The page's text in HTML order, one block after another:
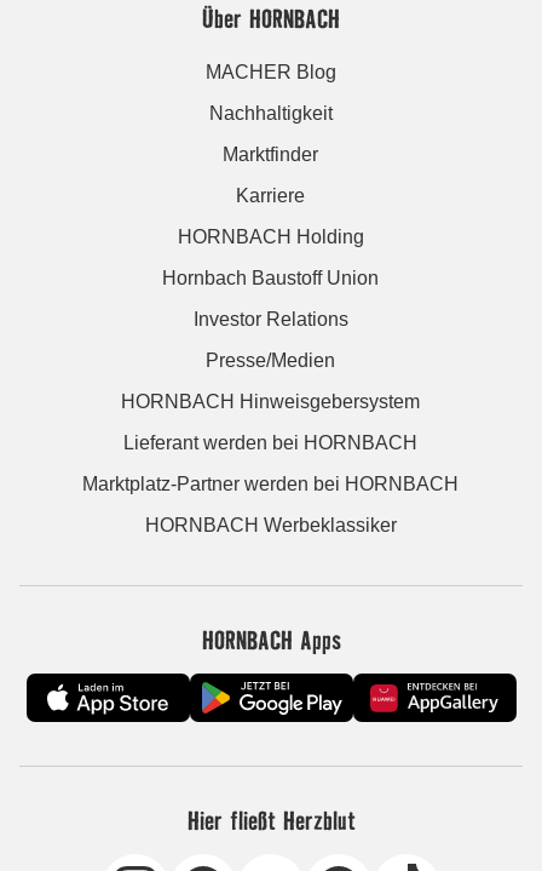
Über HORNBACH
MACHER Blog
Nachhaltigkeit
Marktfinder
Karriere
HORNBACH Holding
Hornbach Baustoff Union
Investor Relations
Presse/Medien
HORNBACH Hinweisgebersystem
Lieferant werden bei HORNBACH
Marktplatz-Partner werden bei HORNBACH
HORNBACH Werbeklassiker
HORNBACH Apps
Hier fließt Herzblut